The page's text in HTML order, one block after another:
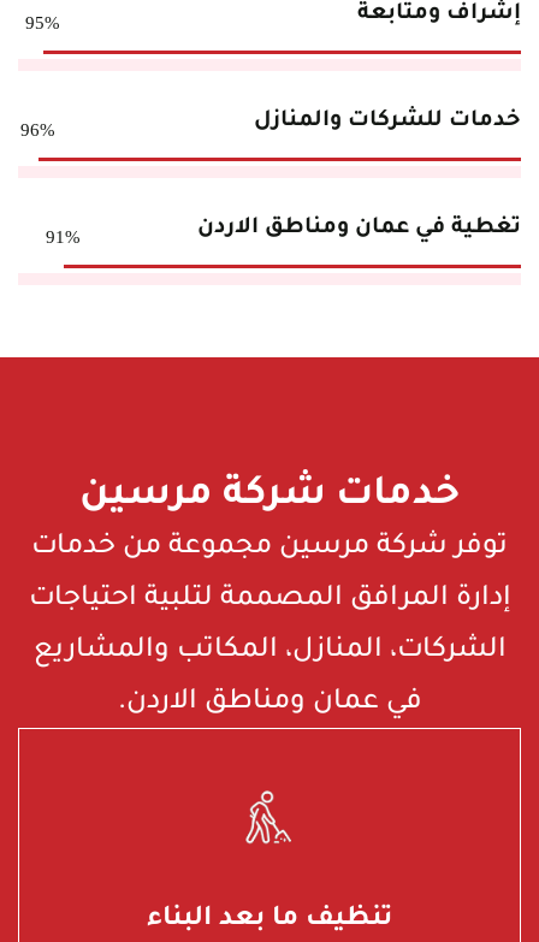
إشراف ومتابعة 95%
خدمات للشركات والمنازل 96%
تغطية في عمان ومناطق الاردن 91%
خدمات شركة مرسين
توفر شركة مرسين مجموعة من خدمات
إدارة المرافق المصممة لتلبية احتياجات
الشركات، المنازل، المكاتب والمشاريع
في عمان ومناطق الاردن.
تنظيف ما بعد البناء